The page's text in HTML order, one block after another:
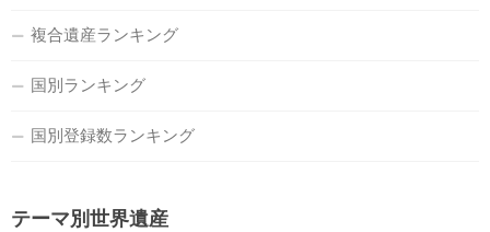
複合遺産ランキング
国別ランキング
国別登録数ランキング
テーマ別世界遺産